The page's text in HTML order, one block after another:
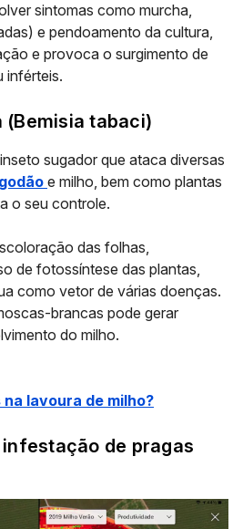
sintomas como murcha,
e pendoamento da cultura,
e provoca o surgimento de
inférteis.
tabaci)
sugador que ataca diversas
e milho, bem como plantas
o seu controle.
das folhas,
de fotossíntese das plantas,
como vetor de várias doenças.
brancas pode gerar
do milho.
lavoura de milho?
de pragas